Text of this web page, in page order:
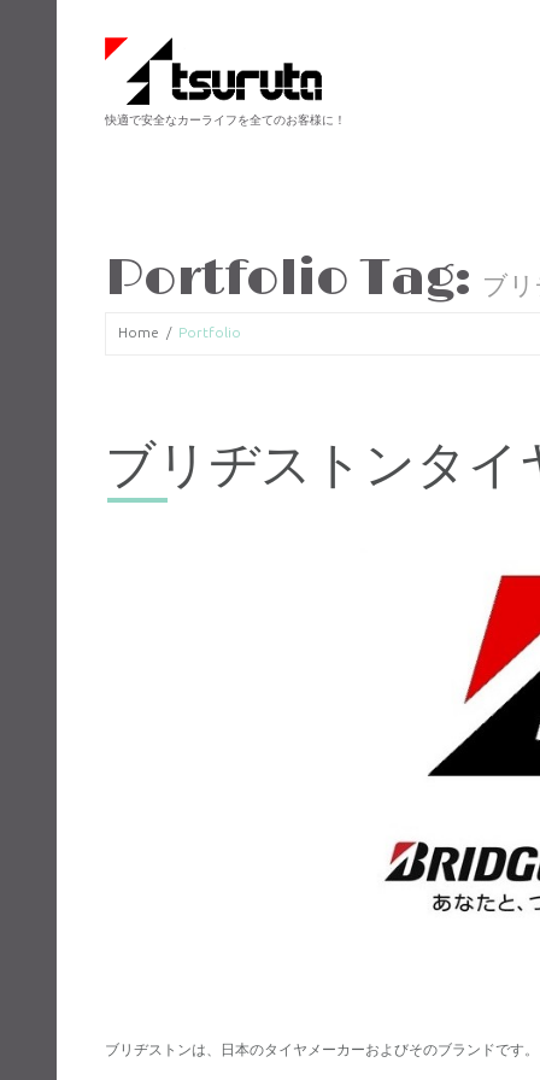
快適で安全なカーライフを全てのお客様に！
Portfolio Tag: ブ
Home Portfolio
ブリヂストンタイ
ブリヂストンは、日本のタイヤメーカーおよびそのブランドです。